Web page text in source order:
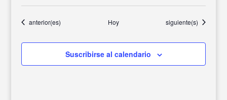
Eventos
anterior(es) Hoy Eventos
siguiente(s)
Suscribirse al calendario